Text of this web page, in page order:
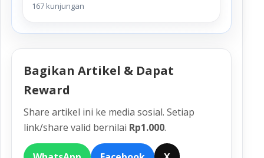
167 kunjungan
Bagikan Artikel & Dapat
Reward
Share artikel ini ke media sosial. Setiap
link/share valid bernilai Rp1.000.